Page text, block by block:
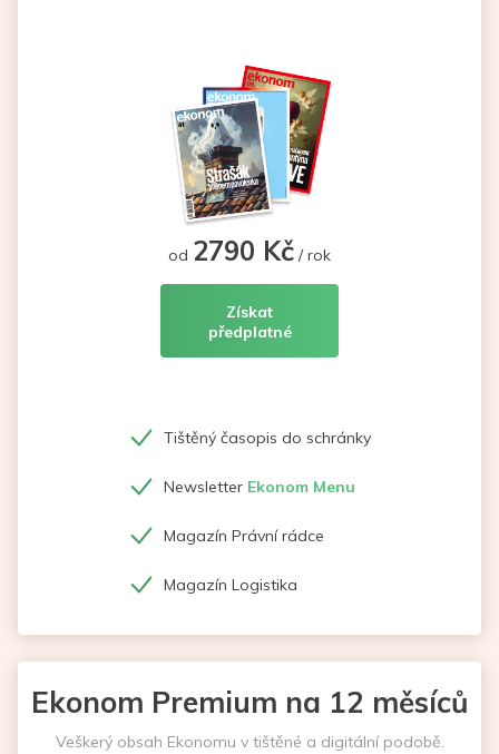
od 2790 Kč / rok
Získat
předplatné
Tištěný časopis do schránky
Newsletter Ekonom Menu
Magazín Právní rádce
Magazín Logistika
Ekonom Premium na 12 měsíců
Veškerý obsah Ekonomu v tištěné a digitální podobě.